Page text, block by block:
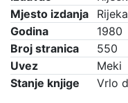
Mjesto izdanja
Rijeka
Godina
1980
Broj stranica
550
Uvez
Meki
Stanje knjige
Vrlo